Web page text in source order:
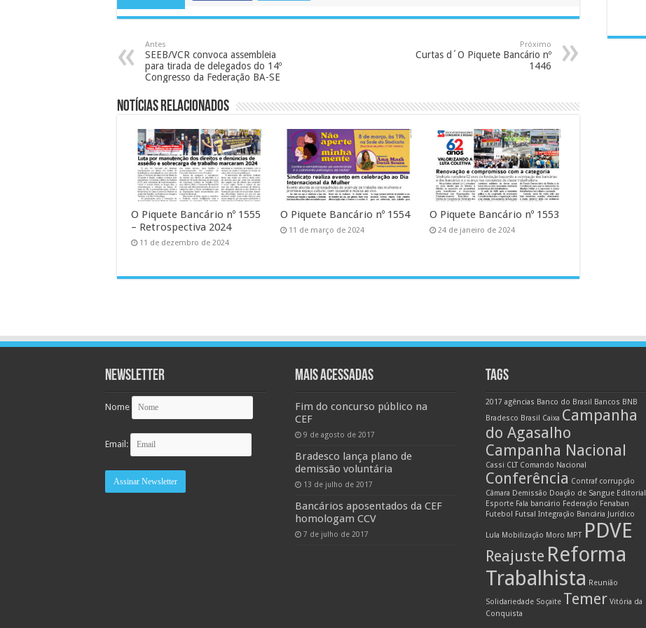
Antes
SEEB/VCR convoca assembleia
para tirada de delegados do 14º
Congresso da Federação BA-SE
Próximo
Curtas d´O Piquete Bancário nº
1446
Notícias Relacionados
O Piquete Bancário nº 1555
– Retrospectiva 2024
11 de dezembro de 2024
O Piquete Bancário nº 1554
11 de março de 2024
O Piquete Bancário nº 1553
24 de janeiro de 2024
Newsletter
Nome
Email:
MAIS ACESSADAS
Fim do concurso público na
CEF
9 de agosto de 2017
Bradesco lança plano de
demissão voluntária
13 de julho de 2017
Bancários aposentados da CEF
homologam CCV
7 de julho de 2017
TAGS
2017 agências Banco do Brasil Bancos BNB
Bradesco Brasil Caixa Campanha
do Agasalho
Campanha Nacional
Cassi CLT Comando Nacional
Conferência Contraf corrupção
Câmara Demissão Doação de Sangue Editorial
Esporte Fala bancário Federação Fenaban
Futebol Futsal Integração Bancária Jurídico
Lula Mobilização Moro MPT PDVE
Reajuste Reforma
Trabalhista Reunião
Solidariedade Soçaite Temer Vitória da
Conquista